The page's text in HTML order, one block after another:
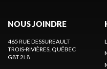
NOUS JOINDRE
465 RUE DESSUREAULT
TROIS-RIVIÈRES , QUÉBEC
G8T 2L8